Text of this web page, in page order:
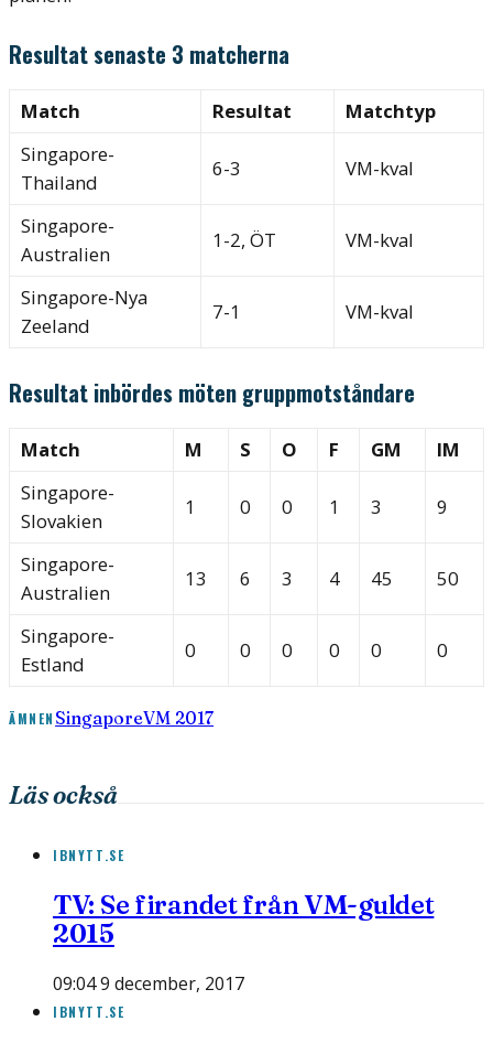
Resultat senaste 3 matcherna
Match Resultat
Matchtyp
Singapore-
Thailand
6-3 VM-kval
Singapore-
Australien
1-2, ÖT VM-kval
Singapore-Nya
Zeeland
7-1 VM-kval
Resultat inbördes möten gruppmotståndare
Match M S O F GM
IM
Singapore-
Slovakien
1 0 0 1 3 9
Singapore-
Australien
13 6 3 4 45 50
Singapore-
Estland
0 0 0 0 0 0
ÄMNEN SingaporeVM 2017
Läs också
IBNYTT.SE
TV: Se firandet från VM-guldet
2015
09:04 9 december, 2017
IBNYTT.SE